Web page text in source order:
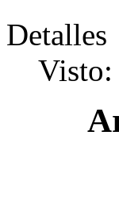
Detalles
Visto: